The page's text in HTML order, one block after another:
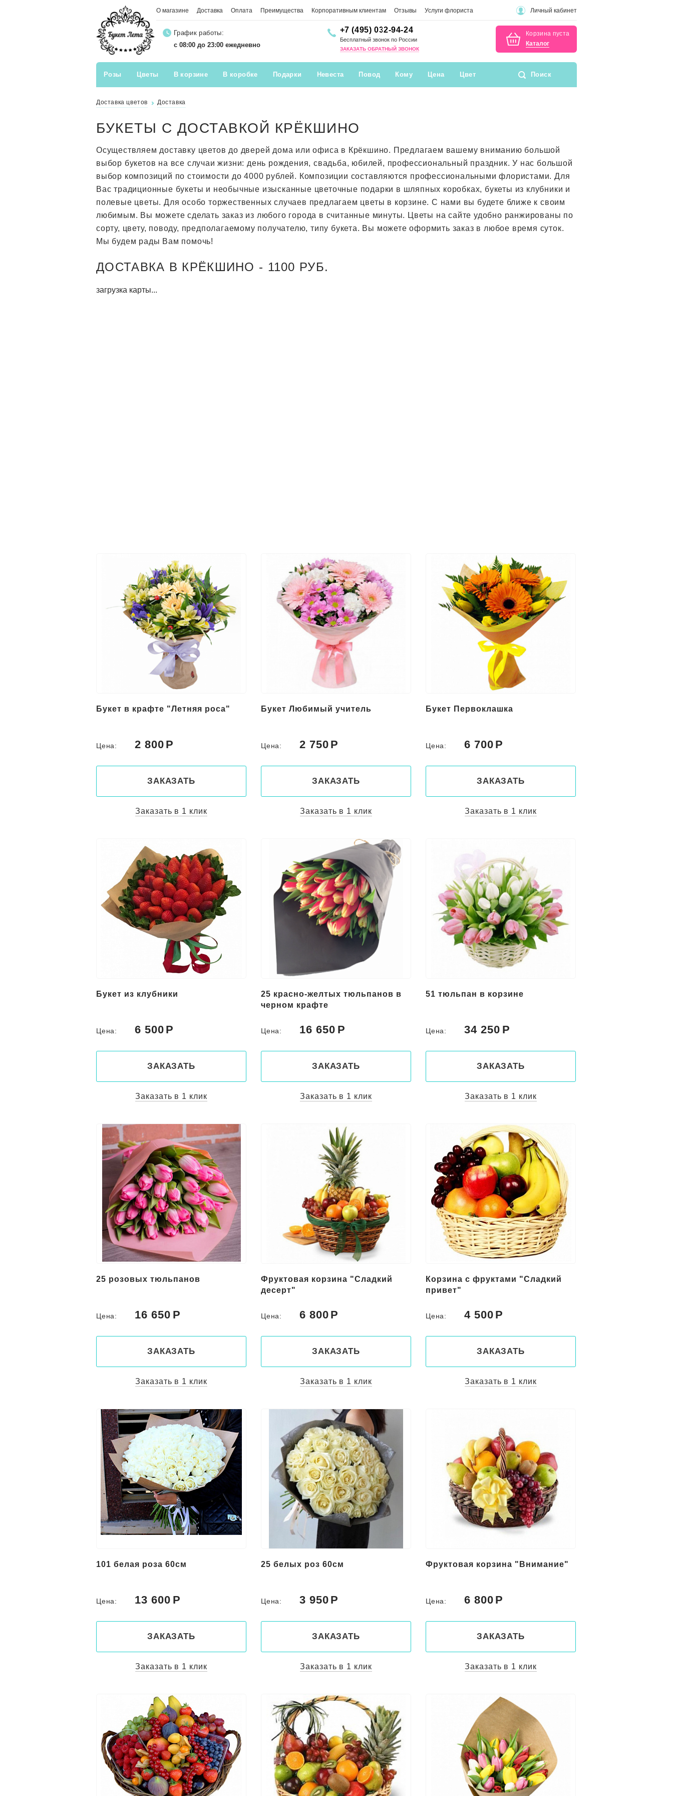
О магазине Доставка Оплата Преимущества Корпоративным клиентам Отзывы Услуги флориста Личный кабинет
График работы:
с 08:00 до 23:00 ежедневно
+7 (495) 032-94-24
Бесплатный звонок по России
ЗАКАЗАТЬ ОБРАТНЫЙ ЗВОНОК
Корзина пуста
Каталог
Розы Цветы В корзине В коробке Подарки Невеста Повод Кому Цена Цвет Поиск
Доставка цветов Доставка
БУКЕТЫ С ДОСТАВКОЙ КРЁКШИНО
Осуществляем доставку цветов до дверей дома или офиса в Крёкшино. Предлагаем вашему вниманию большой
выбор букетов на все случаи жизни: день рождения, свадьба, юбилей, профессиональный праздник. У нас большой
выбор композиций по стоимости до 4000 рублей. Композиции составляются профессиональными флористами. Для
Вас традиционные букеты и необычные изысканные цветочные подарки в шляпных коробках, букеты из клубники и
полевые цветы. Для особо торжественных случаев предлагаем цветы в корзине. С нами вы будете ближе к своим
любимым. Вы можете сделать заказ из любого города в считанные минуты. Цветы на сайте удобно ранжированы по
сорту, цвету, поводу, предполагаемому получателю, типу букета. Вы можете оформить заказ в любое время суток.
Мы будем рады Вам помочь!
ДОСТАВКА В КРЁКШИНО - 1100 РУБ.
загрузка карты...
Букет в крафте "Летняя роса"
Цена: 2 800
ЗАКАЗАТЬ
Заказать в 1 клик
Букет Любимый учитель
Цена: 2 750
ЗАКАЗАТЬ
Заказать в 1 клик
Букет Первоклашка
Цена: 6 700
ЗАКАЗАТЬ
Заказать в 1 клик
Букет из клубники
Цена: 6 500
ЗАКАЗАТЬ
Заказать в 1 клик
25 красно-желтых тюльпанов в
черном крафте
Цена: 16 650
ЗАКАЗАТЬ
Заказать в 1 клик
51 тюльпан в корзине
Цена: 34 250
ЗАКАЗАТЬ
Заказать в 1 клик
25 розовых тюльпанов
Цена: 16 650
ЗАКАЗАТЬ
Заказать в 1 клик
Фруктовая корзина "Сладкий
десерт"
Цена: 6 800
ЗАКАЗАТЬ
Заказать в 1 клик
Корзина с фруктами "Сладкий
привет"
Цена: 4 500
ЗАКАЗАТЬ
Заказать в 1 клик
101 белая роза 60см
Цена: 13 600
ЗАКАЗАТЬ
Заказать в 1 клик
25 белых роз 60см
Цена: 3 950
ЗАКАЗАТЬ
Заказать в 1 клик
Фруктовая корзина "Внимание"
Цена: 6 800
ЗАКАЗАТЬ
Заказать в 1 клик